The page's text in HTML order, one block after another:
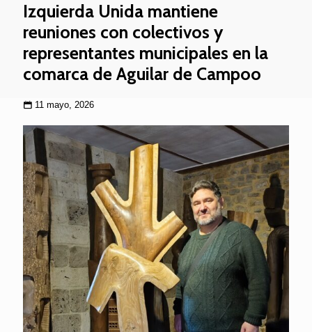
Izquierda Unida mantiene
reuniones con colectivos y
representantes municipales en la
comarca de Aguilar de Campoo
11 mayo, 2026